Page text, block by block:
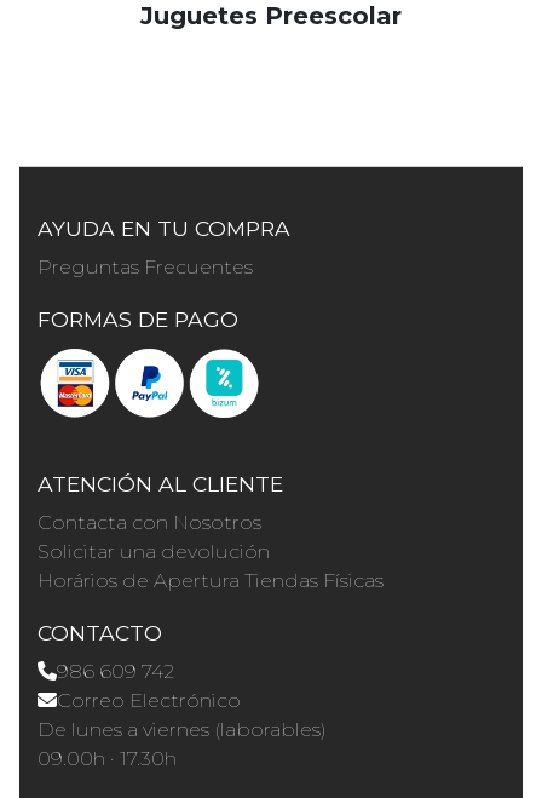
Juguetes Preescolar
AYUDA EN TU COMPRA
Preguntas Frecuentes
FORMAS DE PAGO
ATENCIÓN AL CLIENTE
Contacta con Nosotros
Solicitar una devolución
Horários de Apertura Tiendas Físicas
CONTACTO
986 609 742
Correo Electrónico
De lunes a viernes (laborables)
09.00h · 17.30h